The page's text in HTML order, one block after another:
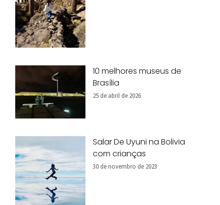
10 melhores museus de
Brasília
25 de abril de 2026
Salar De Uyuni na Bolivia
com crianças
30 de novembro de 2023